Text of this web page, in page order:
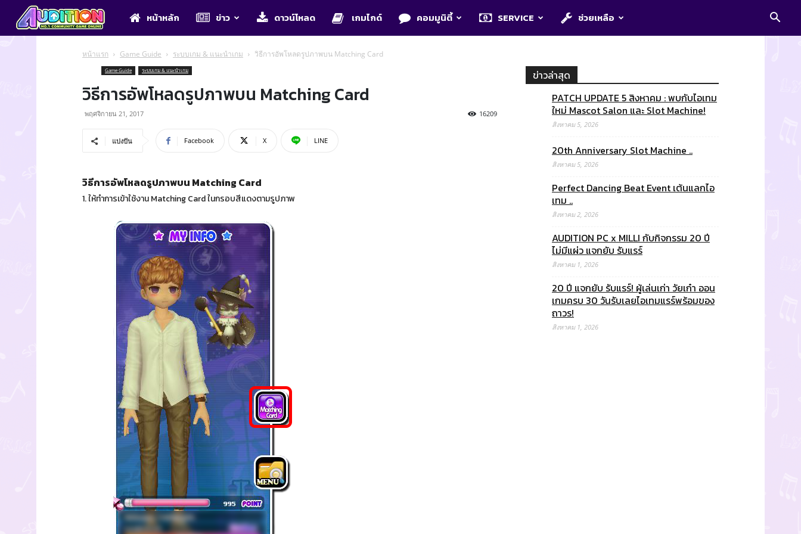
Auditionหน้าหลัก ข่าว ดาวน์โหลด เกมไกด์ คอมมูนิตี้ SERVICE ช่วยเหลือ
หน้าแรก Game Guide ระบบเกม & แนะนำเกม วิธีการอัพโหลดรูปภาพบน Matching Card
Game Guide ระบบเกม & แนะนำเกม
วิธีการอัพโหลดรูปภาพบน Matching Card
พฤศจิกายน 21, 2017 16209
แบ่งปัน Facebook X LINE
วิธีการอัพโหลดรูปภาพบน Matching Card
1. ให้ทำการเข้าใช้งาน Matching Card ในกรอบสีแดงตามรูปภาพ
ข่าวล่าสุด
PATCH UPDATE 5 สิงหาคม : พบกับไอเทม
ใหม่ Mascot Salon และ Slot Machine!
สิงหาคม 5, 2026
20th Anniversary Slot Machine ..
สิงหาคม 5, 2026
Perfect Dancing Beat Event เต้นแลกไอ
เทม ..
สิงหาคม 2, 2026
AUDITION PC x MILLI กับกิจกรรม 20 ปี
ไม่มีแผ่ว แจกยับ รับแรร์
สิงหาคม 1, 2026
20 ปี แจกยับ รับแรร์! ผู้เล่นเก่า วัยเก๋า ออน
เกมครบ 30 วันรับเลยไอเทมแรร์พร้อมของ
ถาวร!
สิงหาคม 1, 2026